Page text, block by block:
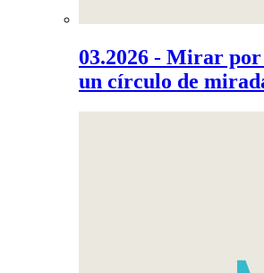
03.2026 - Mirar
un círculo de